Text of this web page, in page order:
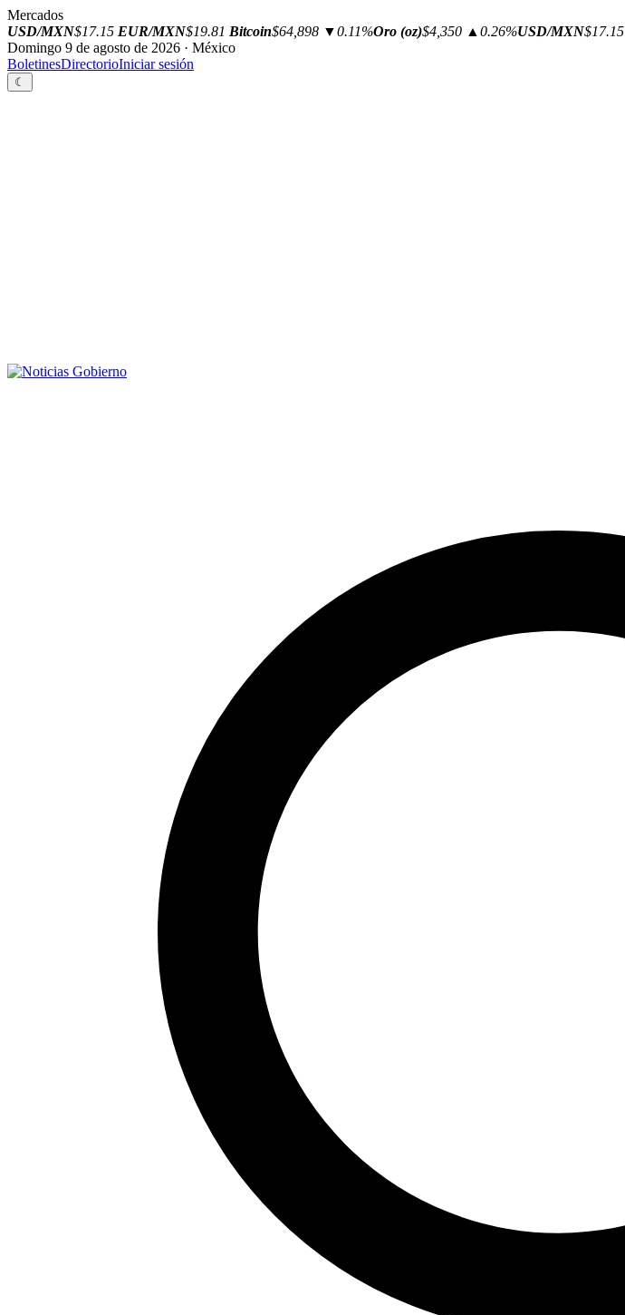
Mercados
USD/MXN$17.15 EUR/MXN$19.81 Bitcoin$64,898 ▼0.11%Oro (oz)$4,350 ▲0.26%USD/MXN$17.15
Domingo 9 de agosto de 2026 · México
BoletinesDirectorioIniciar sesión
☾